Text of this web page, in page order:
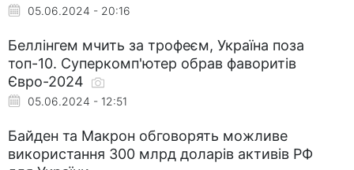
05.06.2024 - 20:16
Беллінгем мчить за трофеєм, Україна поза
топ-10. Суперкомп'ютер обрав фаворитів
Євро-2024
05.06.2024 - 12:51
Байден та Макрон обговорять можливе
використання 300 млрд доларів активів РФ